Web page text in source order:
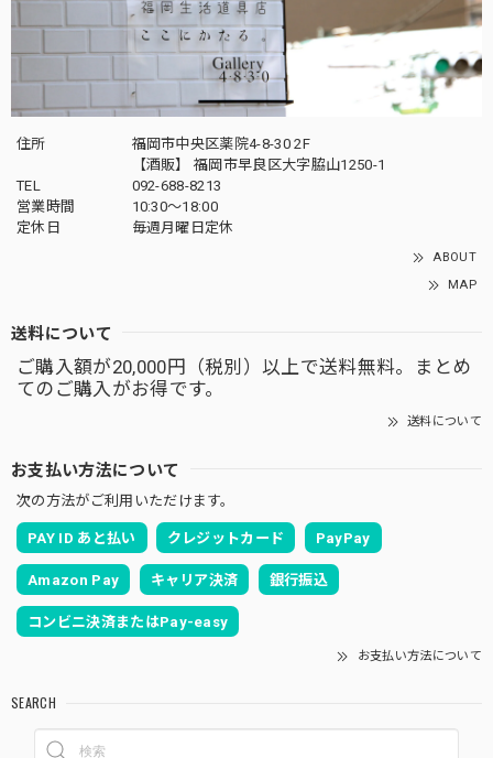
住所
福岡市中央区薬院4-8-30 2F
【酒販】 福岡市早良区大字脇山1250-1
TEL
092-688-8213
営業時間
10:30～18:00
定休日
毎週月曜日定休
ABOUT
MAP
送料について
ご購入額が20,000円（税別）以上で送料無料。まとめ
てのご購入がお得です。
送料について
お支払い方法について
次の方法がご利用いただけます。
PAY ID あと払い クレジットカード PayPay
Amazon Pay キャリア決済 銀行振込
コンビニ決済またはPay-easy
お支払い方法について
SEARCH